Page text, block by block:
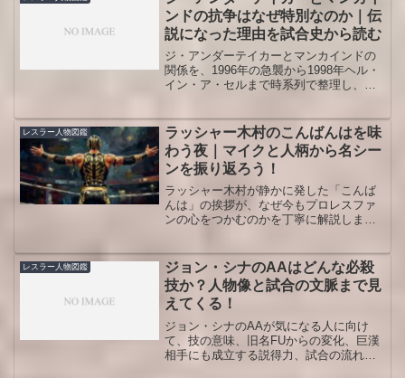
す。安心して読めます。
ンドの抗争はなぜ特別なのか｜伝
説になった理由を試合史から読む
ジ・アンダーテイカーとマンカインドの
関係を、1996年の急襲から1998年ヘル・
イン・ア・セルまで時系列で整理し、ポ
意味、キャラクターの相性、後年に残し
た影響、初見での観戦順や見どころまで
まとめて深掘りします。
レスラー人物図鑑
ラッシャー木村のこんばんはを味
わう夜｜マイクと人柄から名シー
ンを振り返ろう！
ラッシャー木村が静かに発した「こんば
んは」の挨拶が、なぜ今もプロレスファ
ンの心をつかむのかを丁寧に解説しま
わえる視点を得られます。
レスラー人物図鑑
ジョン・シナのAAはどんな必殺
技か？人物像と試合の文脈まで見
えてくる！
ジョン・シナのAAが気になる人に向け
て、技の意味、旧名FUからの変化、巨漢
相手にも成立する説得力、試合の流れで